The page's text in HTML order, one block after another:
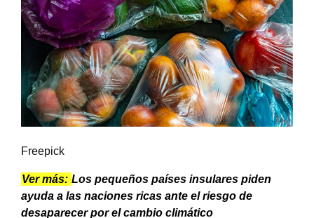
Freepick
Ver más: Los pequeños países insulares piden
ayuda a las naciones ricas ante el riesgo de
desaparecer por el cambio climático